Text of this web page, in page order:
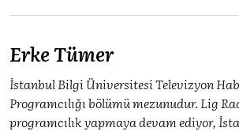
Erke Tümer
İstanbul Bilgi Üniversitesi Televizyon
Programcılığı bölümü mezunudur. Lig
programcılık yapmaya devam ediyor,